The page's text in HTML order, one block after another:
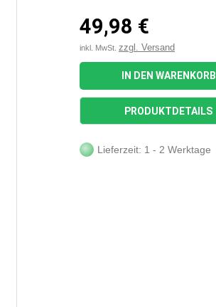
49,98 €
inkl. MwSt. zzgl. Versand
IN DEN WARENKORB
PRODUKTDETAILS
Lieferzeit: 1 - 2 Werktage